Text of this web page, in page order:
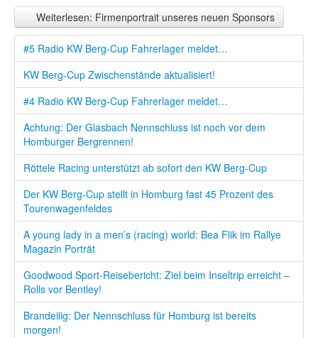
Weiterlesen: Firmenportrait unseres neuen Sponsors
#5 Radio KW Berg-Cup Fahrerlager meldet…
KW Berg-Cup Zwischenstände aktualisiert!
#4 Radio KW Berg-Cup Fahrerlager meldet…
Achtung: Der Glasbach Nennschluss ist noch vor dem
Homburger Bergrennen!
Röttele Racing unterstützt ab sofort den KW Berg-Cup
Der KW Berg-Cup stellt in Homburg fast 45 Prozent des
Tourenwagenfeldes
A young lady in a men’s (racing) world: Bea Flik im Rallye
Magazin Porträt
Goodwood Sport-Reisebericht: Ziel beim Inseltrip erreicht –
Rolls vor Bentley!
Brandeilig: Der Nennschluss für Homburg ist bereits
morgen!